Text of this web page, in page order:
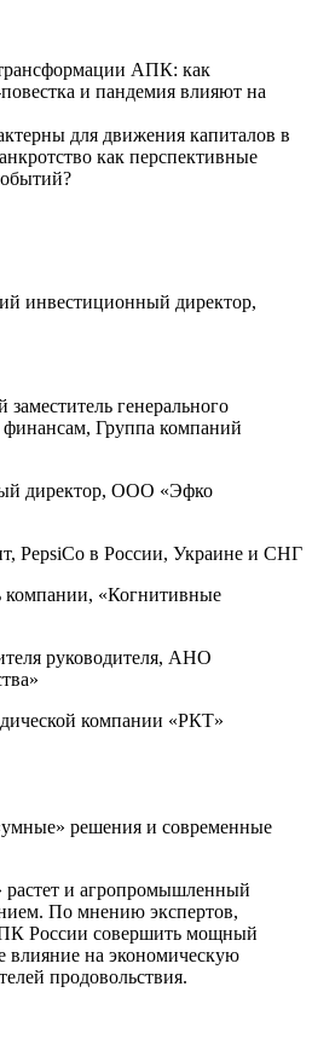
АПК: как
и пандемия влияют на
для движения капиталов в
как перспективные
инвестиционный директор,
заместитель генерального
Группа компаний
директор, ООО «Эфко
PepsiCo в России, Украине и СНГ
компании, «Когнитивные
руководителя, АНО
компании «РКТ»
решения и современные
растет и агропромышленный
По мнению экспертов,
России совершить мощный
влияние на экономическую
продовольствия.